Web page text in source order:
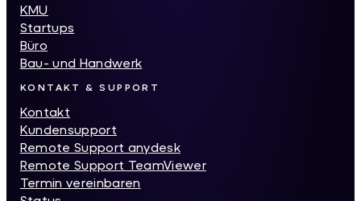
KMU
Startups
Büro
Bau- und Handwerk
KONTAKT & SUPPORT
Kontakt
Kundensupport
Remote Support anydesk
Remote Support TeamViewer
Termin vereinbaren